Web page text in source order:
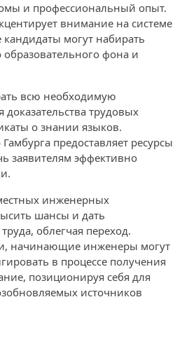
и профессиональный опыт.
внимание на системе
могут набирать
фона и
всю необходимую
трудовых
о знании языков.
предоставляет ресурсы
заявителям эффективно
инженерных
шансы и дать
облегчая переход.
начинающие инженеры могут
в процессе получения
позиционируя себя для
источников